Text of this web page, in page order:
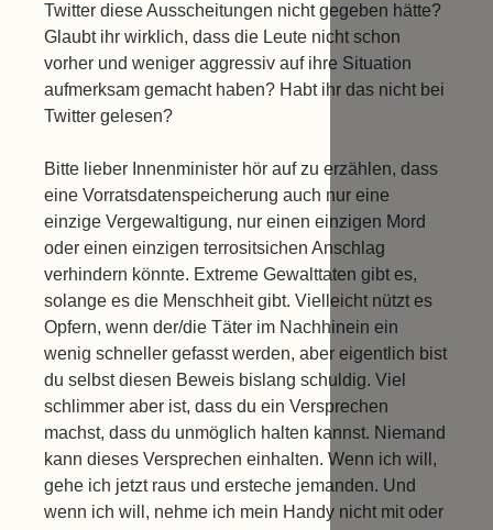
Twitter diese Ausscheitungen nicht gegeben hätte?
Glaubt ihr wirklich, dass die Leute nicht schon
vorher und weniger aggressiv auf ihre Situation
aufmerksam gemacht haben? Habt ihr das nicht bei
Twitter gelesen?
Bitte lieber Innenminister hör auf zu erzählen, dass
eine Vorratsdatenspeicherung auch nur eine
einzige Vergewaltigung, nur einen einzigen Mord
oder einen einzigen terrositsichen Anschlag
verhindern könnte. Extreme Gewalttaten gibt es,
solange es die Menschheit gibt. Vielleicht nützt es
Opfern, wenn der/die Täter im Nachhinein ein
wenig schneller gefasst werden, aber eigentlich bist
du selbst diesen Beweis bislang schuldig. Viel
schlimmer aber ist, dass du ein Versprechen
machst, dass du unmöglich halten kannst. Niemand
kann dieses Versprechen einhalten. Wenn ich will,
gehe ich jetzt raus und ersteche jemanden. Und
wenn ich will, nehme ich mein Handy nicht mit oder